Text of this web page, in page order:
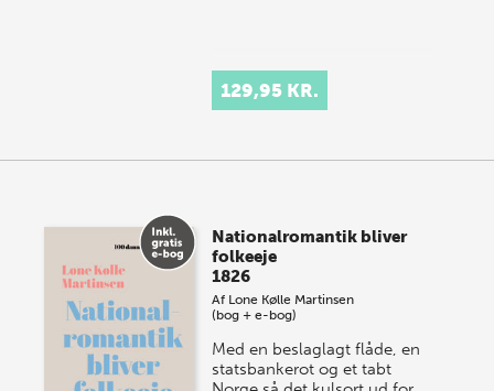
129,95 KR.
Nationalromantik bliver
folkeeje
1826
Af Lone Kølle Martinsen
(bog + e-bog)
Med en beslaglagt flåde, en
statsbankerot og et tabt